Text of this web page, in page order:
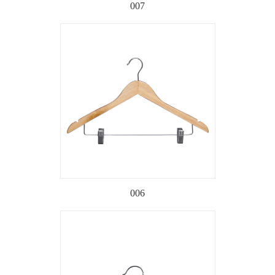
007
006